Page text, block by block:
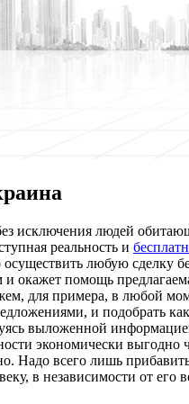
исключения людей
реальность и
любую сделку
окажет помощь
для примера, в любой
и подобрать
выложенной
экономически выгодно
Надо всего лишь
в независимости от его